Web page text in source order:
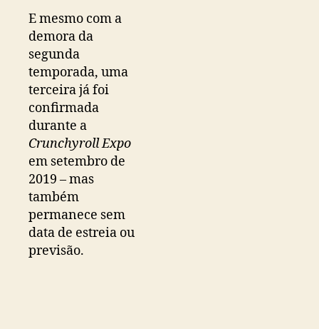
E mesmo com a
demora da
segunda
temporada, uma
terceira já foi
confirmada
durante a
Crunchyroll Expo
em setembro de
2019 – mas
também
permanece sem
data de estreia ou
previsão.